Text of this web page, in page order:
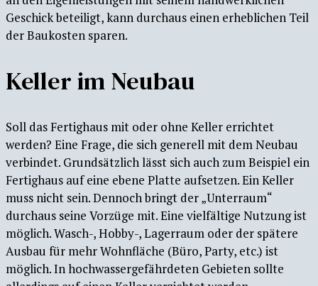
Geschick beteiligt, kann durchaus einen erheblichen Teil
der Baukosten sparen.
Keller im Neubau
Soll das Fertighaus mit oder ohne Keller errichtet
werden? Eine Frage, die sich generell mit dem Neubau
verbindet. Grundsätzlich lässt sich auch zum Beispiel ein
Fertighaus auf eine ebene Platte aufsetzen. Ein Keller
muss nicht sein. Dennoch bringt der „Unterraum“
durchaus seine Vorzüge mit. Eine vielfältige Nutzung ist
möglich. Wasch-, Hobby-, Lagerraum oder der spätere
Ausbau für mehr Wohnfläche (Büro, Party, etc.) ist
möglich. In hochwassergefährdeten Gebieten sollte